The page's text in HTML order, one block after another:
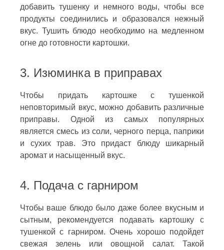
добавить тушенку и немного воды, чтобы все
продукты соединились и образовался нежный
вкус. Тушить блюдо необходимо на медленном
огне до готовности картошки.
3. Изюминка в приправах
Чтобы придать картошке с тушенкой
неповторимый вкус, можно добавить различные
приправы. Одной из самых популярных
является смесь из соли, черного перца, паприки
и сухих трав. Это придаст блюду шикарный
аромат и насыщенный вкус.
4. Подача с гарниром
Чтобы ваше блюдо было даже более вкусным и
сытным, рекомендуется подавать картошку с
тушенкой с гарниром. Очень хорошо подойдет
свежая зелень или овощной салат. Такой